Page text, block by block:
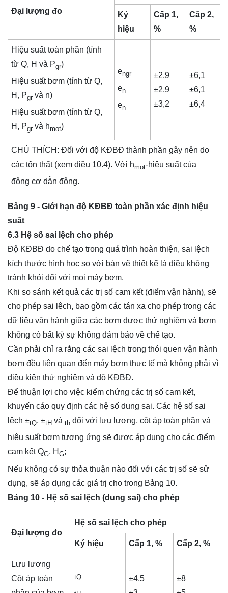
Đại lượng đo
Ký
hiệu
Cấp 1,
%
Cấp 2,
%
Hiệu suất toàn phần (tính
từ Q, H và Pgr)
Hiệu suất bơm (tính từ Q,
H, Pgr và n)
Hiệu suất bơm (tính từ Q,
H, P­gr và hmot)
engr
en
en
±2,9
±2,9
±3,2
±6,1
±6,1
±6,4
CHÚ THÍCH: Đối với độ KĐBĐ thành phần gây nên do
các tổn thất (xem điều 10.4). Với hmot-hiệu suất của
động cơ dẫn động.
Bảng 9 - Giới hạn độ KĐBĐ toàn phần xác định hiệu
suất
6.3 Hệ số sai lệch cho phép
Độ KĐBĐ do chế tạo trong quá trình hoàn thiện, sai lệch
kích thước hình học so với bản vẽ thiết kế là điều không
tránh khỏi đối với mọi máy bơm.
Khi so sánh kết quả các trị số cam kết (điểm vận hành), sẽ
cho phép sai lệch, bao gồm các tán xạ cho phép trong các
dữ liệu vận hành giữa các bơm được thử nghiệm và bơm
không có bất kỳ sự không đảm bảo về chế tạo.
Cần phải chỉ ra rằng các sai lệch trong thói quen vận hành
bơm đều liên quan đến máy bơm thực tế mà không phải vì
điều kiện thử nghiệm và độ KĐBĐ.
Để thuận lợi cho việc kiểm chứng các trị số cam kết,
khuyến cáo quy định các hệ số dung sai. Các hệ số sai
lệch ±tQ, ±tH và th đối với lưu lượng, cột áp toàn phần và
hiệu suất bơm tương ứng sẽ được áp dụng cho các điểm
cam kết QG, H G;
Nếu không có sự thỏa thuận nào đối với các trị số sẽ sử
dụng, sẽ áp dụng các giá trị cho trong Bảng 10.
Bảng 10 - Hệ số sai lệch (dung sai) cho phép
Đại lượng đo
Hệ số sai lệch cho phép
Ký hiệu Cấp 1, % Cấp 2, %
Lưu lượng
Cột áp toàn
tQ
±4,5
±8